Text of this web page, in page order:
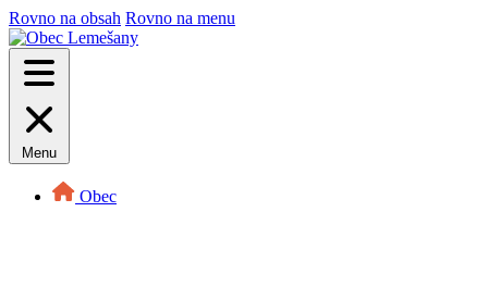
Rovno na obsah Rovno na menu
Menu
Obec